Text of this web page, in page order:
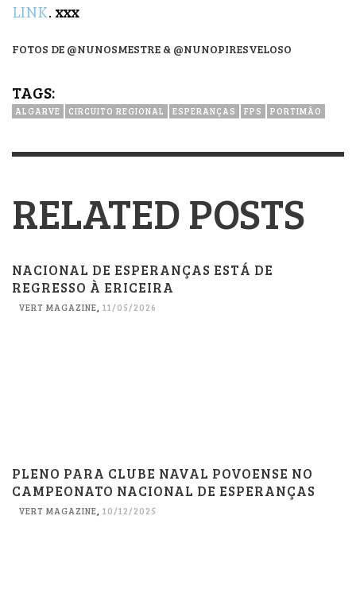
LINK. xxx
FOTOS DE @NUNOSMESTRE & @NUNOPIRESVELOSO
TAGS:
ALGARVE CIRCUITO REGIONAL ESPERANÇAS FPS PORTIMÃO
RELATED POSTS
NACIONAL DE ESPERANÇAS ESTÁ DE
REGRESSO À ERICEIRA
VERT MAGAZINE 11/05/2026
PLENO PARA CLUBE NAVAL POVOENSE NO
CAMPEONATO NACIONAL DE ESPERANÇAS
VERT MAGAZINE, 10/12/2025